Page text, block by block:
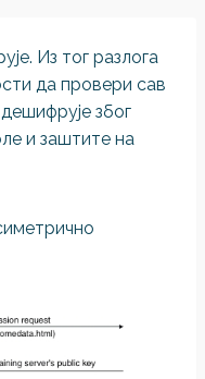
Из тог разлога
да провери сав
због
и заштите на